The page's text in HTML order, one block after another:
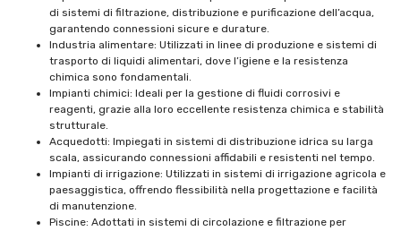
di sistemi di filtrazione, distribuzione e purificazione dell’acqua,
garantendo connessioni sicure e durature.
Industria alimentare: Utilizzati in linee di produzione e sistemi di
trasporto di liquidi alimentari, dove l’igiene e la resistenza
chimica sono fondamentali.
Impianti chimici: Ideali per la gestione di fluidi corrosivi e
reagenti, grazie alla loro eccellente resistenza chimica e stabilità
strutturale.
Acquedotti: Impiegati in sistemi di distribuzione idrica su larga
scala, assicurando connessioni affidabili e resistenti nel tempo.
Impianti di irrigazione: Utilizzati in sistemi di irrigazione agricola e
paesaggistica, offrendo flessibilità nella progettazione e facilità
di manutenzione.
Piscine: Adottati in sistemi di circolazione e filtrazione per